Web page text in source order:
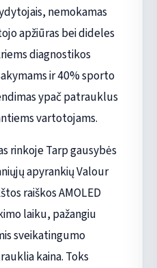
nemokamas
apžiūras bei dideles
diagnostikos
ir 40% sporto
ypač patrauklus
vartotojams.
rinkoje Tarp gausybės
apyrankių Valour
raiškos AMOLED
laiku, pažangiu
sveikatingumo
kaina. Toks